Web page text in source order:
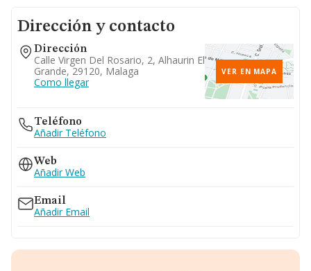
Dirección y contacto
Dirección
Calle Virgen Del Rosario, 2, Alhaurin El
Grande, 29120, Malaga
Como llegar
VER EN MAPA
Teléfono
Añadir Teléfono
Web
Añadir Web
Email
Añadir Email